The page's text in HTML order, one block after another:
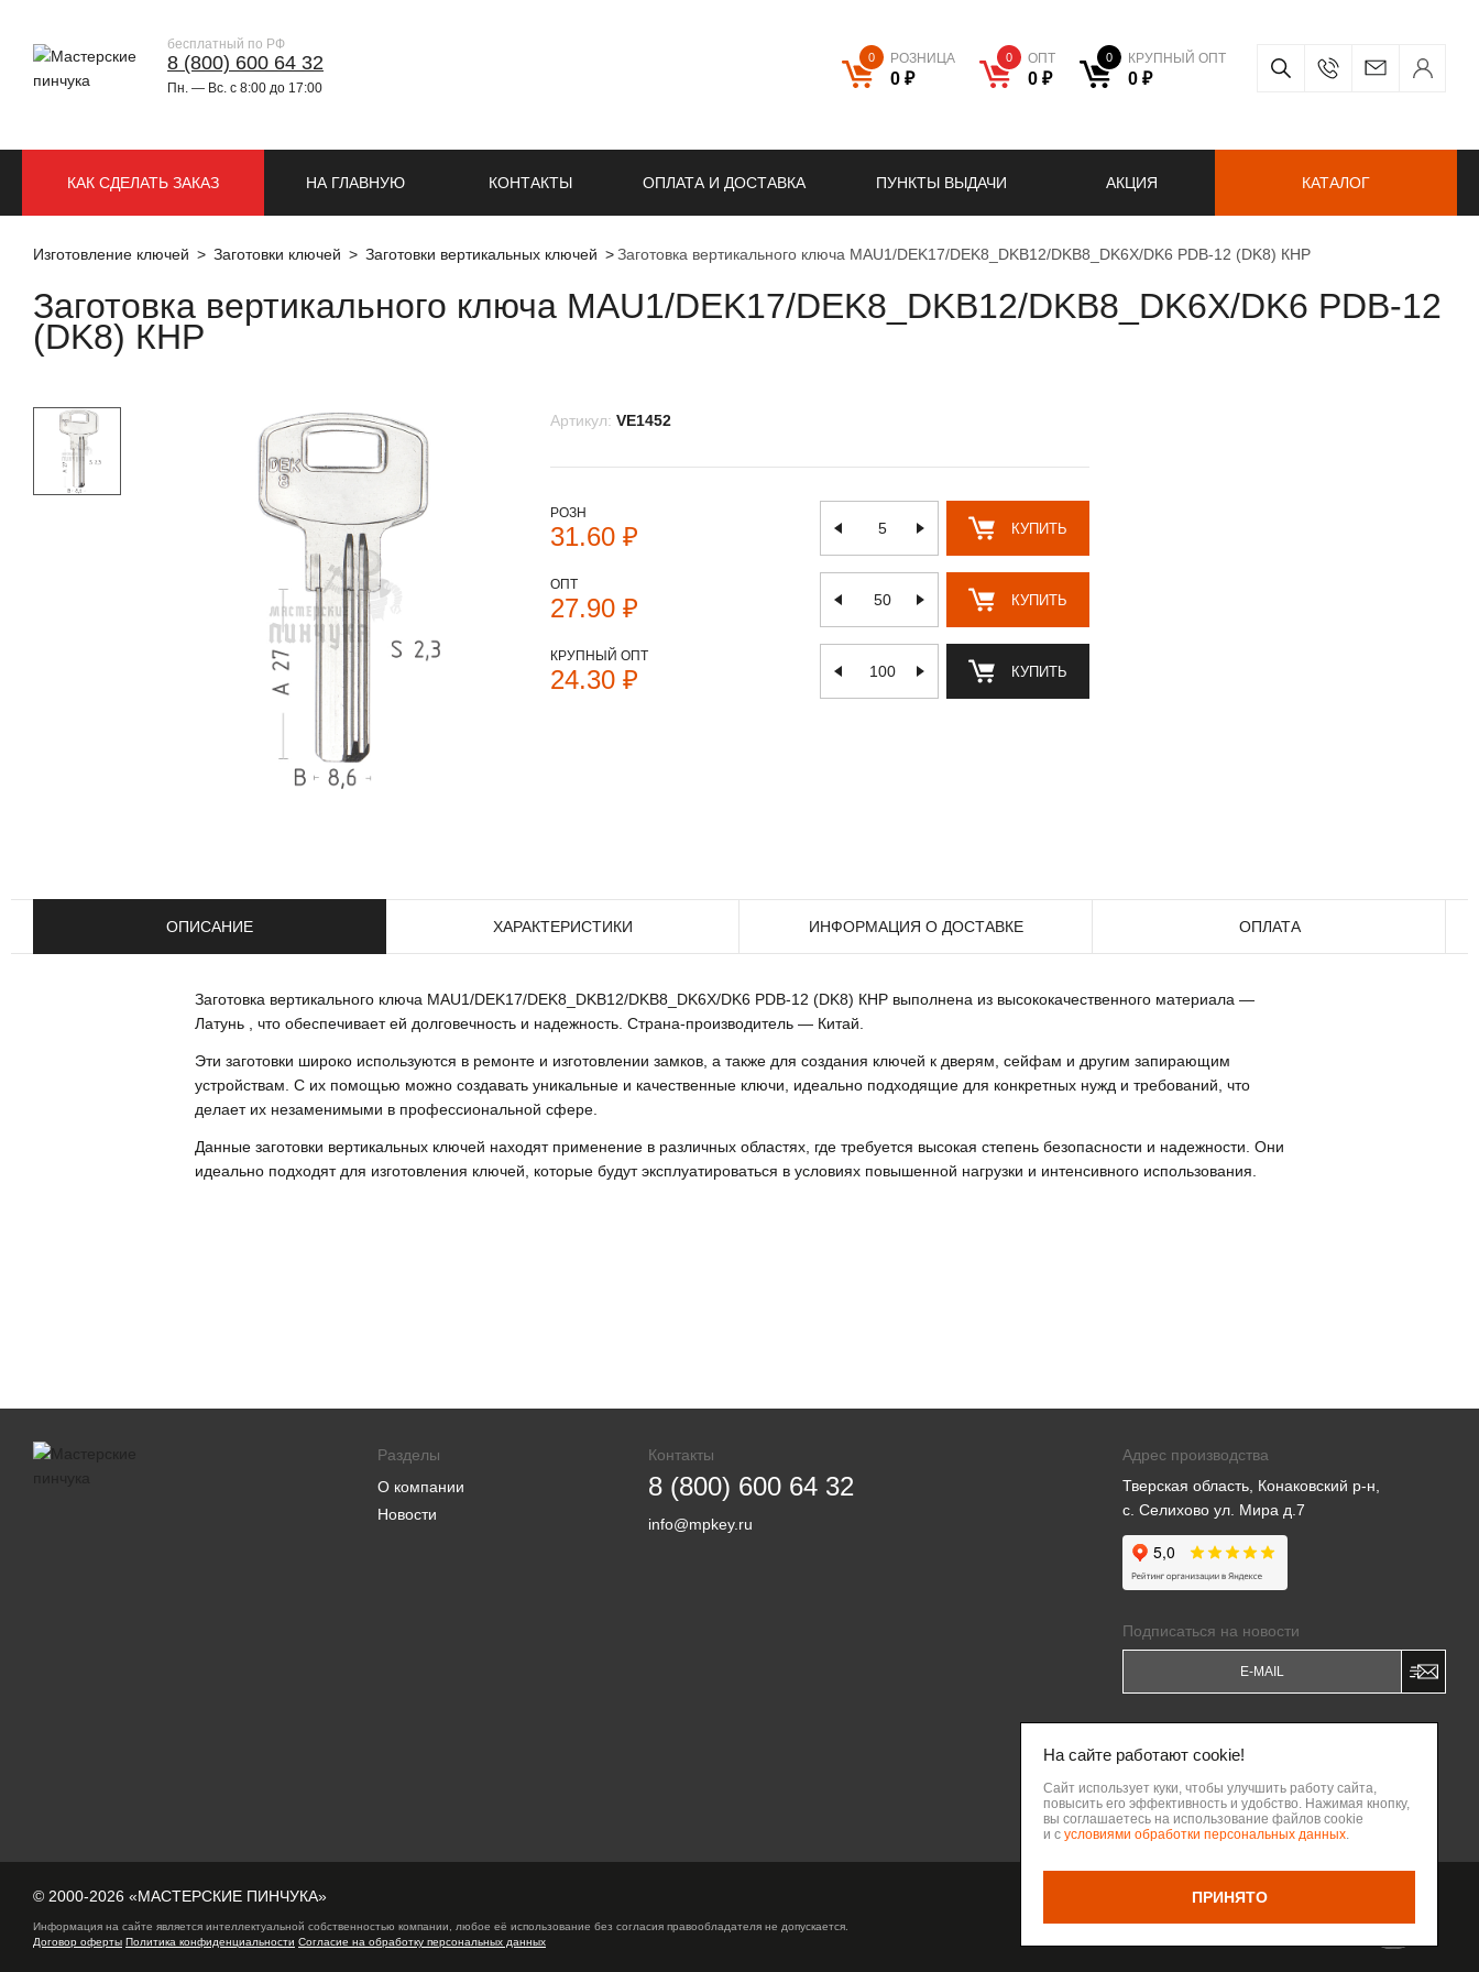
бесплатный по РФ
8 (800) 600 64 32
Пн. — Вс. с 8:00 до 17:00
0 РОЗНИЦА
0 ₽
0 ОПТ
0 ₽
0 КРУПНЫЙ ОПТ
0 ₽
НА ГЛАВНУЮ КОНТАКТЫ ОПЛАТА И ДОСТАВКА ПУНКТЫ ВЫДАЧИ АКЦИЯ
КАК СДЕЛАТЬ ЗАКАЗ КАТАЛОГ
Изготовление ключей Заготовки ключей Заготовки вертикальных ключей Заготовка вертикального ключа MAU1/DEK17/DEK8_DKB12/DKB8_DK6X/DK6 PDB-12 (DK8) КНР
Заготовка вертикального ключа MAU1/DEK17/DEK8_DKB12/DKB8_DK6X/DK6 PDB-12
(DK8) КНР
Артикул: VE1452
РОЗН
31.60 ₽ КУПИТЬ
ОПТ
27.90 ₽ КУПИТЬ
КРУПНЫЙ ОПТ
24.30 ₽ КУПИТЬ
ОПИСАНИЕ ХАРАКТЕРИСТИКИ ИНФОРМАЦИЯ О ДОСТАВКЕ ОПЛАТА
Заготовка вертикального ключа MAU1/DEK17/DEK8_DKB12/DKB8_DK6X/DK6 PDB-12 (DK8) КНР выполнена из высококачественного материала —
Латунь , что обеспечивает ей долговечность и надежность. Страна-производитель — Китай.
Эти заготовки широко используются в ремонте и изготовлении замков, а также для создания ключей к дверям, сейфам и другим запирающим
устройствам. С их помощью можно создавать уникальные и качественные ключи, идеально подходящие для конкретных нужд и требований, что
делает их незаменимыми в профессиональной сфере.
Данные заготовки вертикальных ключей находят применение в различных областях, где требуется высокая степень безопасности и надежности. Они
идеально подходят для изготовления ключей, которые будут эксплуатироваться в условиях повышенной нагрузки и интенсивного использования.
Разделы
О компании
Новости
Контакты
8 (800) 600 64 32
info@mpkey.ru
Адрес производства
Тверская область, Конаковский р-н,
с. Селихово ул. Мира д.7
Подписаться на новости
персональных данных
Политикой обработки персональных
Написать владельцу бизнеса
© 2000-2026 «МАСТЕРСКИЕ ПИНЧУКА»
Информация на сайте является интеллектуальной собственностью компании, любое её использование без согласия правообладателя не допускается.
Договор оферты Политика конфиденциальности Согласие на обработку персональных данных
Разработка сайта Веб-
На сайте работают cookie!
Сайт использует куки, чтобы улучшить работу сайта,
повысить его эффективность и удобство. Нажимая кнопку,
вы соглашаетесь на использование файлов cookie
и с условиями обработки персональных данных.
ПРИНЯТО